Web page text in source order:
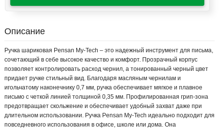
Описание
Ручка шариковая Pensan My-Tech – это надежный инструмент для письма,
сочетающий в себе высокое качество и комфорт. Прозрачный корпус
позволяет контролировать расход чернил, а тонированный черный цвет
придает ручке стильный вид. Благодаря масляным чернилам и
игольчатому наконечнику 0,7 мм, ручка обеспечивает мягкое и плавное
письмо с четкой линией толщиной 0,35 мм. Профилированная грип-зона
предотвращает скольжение и обеспечивает удобный захват даже при
длительном использовании. Ручка Pensan My-Tech идеально подходит для
повседневного использования в офисе, школе или дома. Она